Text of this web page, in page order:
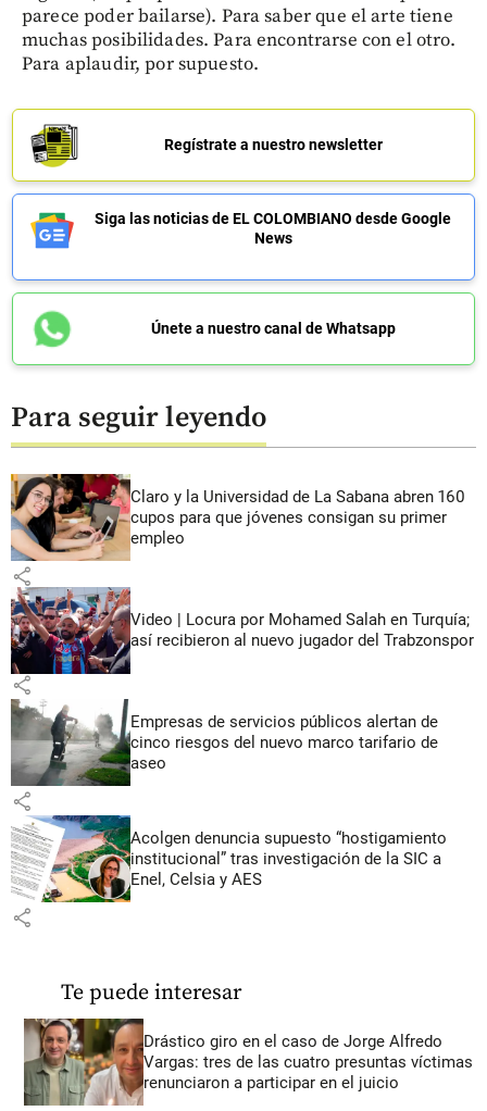
parece poder bailarse). Para saber que el arte tiene
muchas posibilidades. Para encontrarse con el otro.
Para aplaudir, por supuesto.
Regístrate a nuestro newsletter
Siga las noticias de EL COLOMBIANO desde Google
News
Únete a nuestro canal de Whatsapp
Para seguir leyendo
Claro y la Universidad de La Sabana abren 160
cupos para que jóvenes consigan su primer
empleo
share
Video | Locura por Mohamed Salah en Turquía;
así recibieron al nuevo jugador del Trabzonspor
share
Empresas de servicios públicos alertan de
cinco riesgos del nuevo marco tarifario de
aseo
share
Acolgen denuncia supuesto “hostigamiento
institucional” tras investigación de la SIC a
Enel, Celsia y AES
share
Te puede interesar
Drástico giro en el caso de Jorge Alfredo
Vargas: tres de las cuatro presuntas víctimas
renunciaron a participar en el juicio